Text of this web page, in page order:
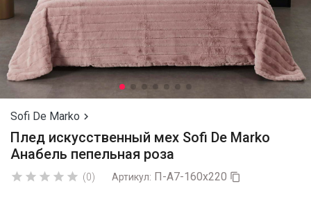
Sofi De Marko 
Плед искусственный мех Sofi De Marko
Анабель пепельная роза
     (0) Артикул: П-А7-160х220 